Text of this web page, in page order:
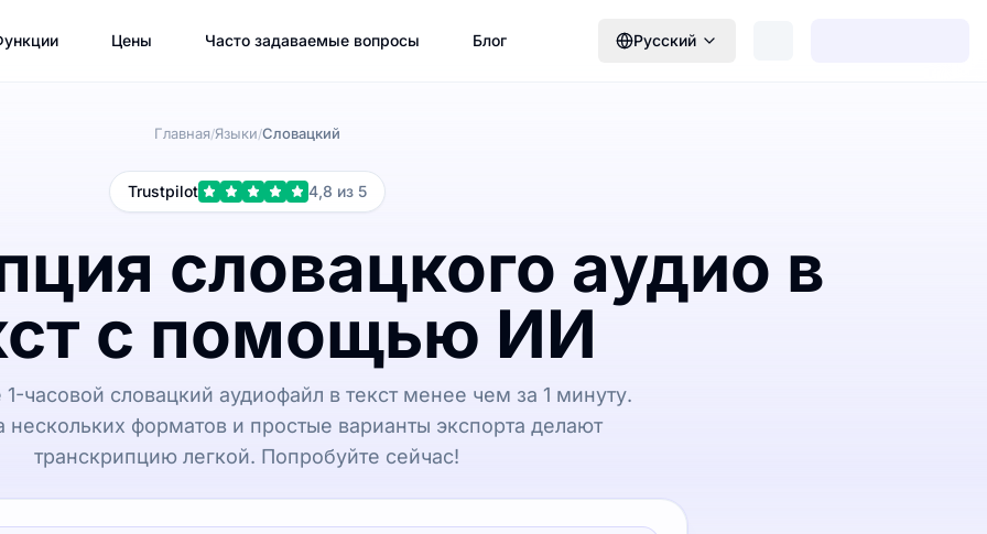
Цены Часто задаваемые вопросы Блог Русский
Главная/Языки/Словацкий
Trustpilot 4,8 из 5
словацкого аудио в
с помощью ИИ
часовой словацкий аудиофайл в текст менее чем за 1 минуту.
форматов и простые варианты экспорта делают
транскрипцию легкой. Попробуйте сейчас!